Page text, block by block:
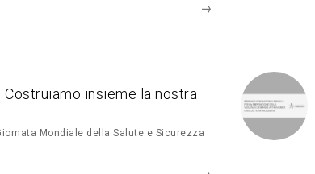
insieme la nostra
Mondiale della Salute e Sicurezza